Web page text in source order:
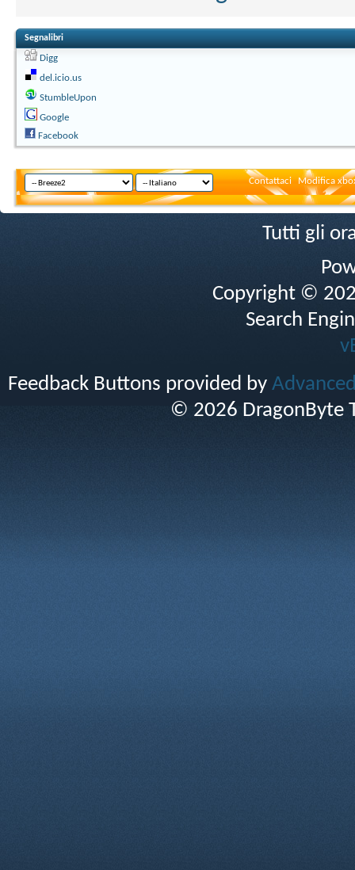
Segnalibri
Digg
del.icio.us
StumbleUpon
Google
Facebook
Contattaci Modifica
Tutti gli
Copyright ©
Search
Feedback Buttons provided by
© 2026 DragonByte